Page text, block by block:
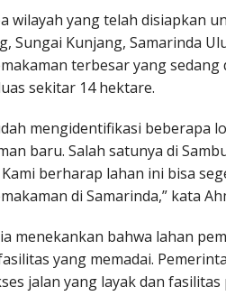
wilayah yang telah disiapkan
Sungai Kunjang, Samarinda
terbesar yang
sekitar 14 hektare.
mengidentifikasi beberapa
baru. Salah satunya di
berharap lahan ini bisa
di Samarinda,” kata
menekankan bahwa lahan
yang memadai.
jalan yang layak dan